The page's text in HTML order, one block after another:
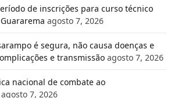
de inscrições para curso técnico
agosto 7, 2026
é segura, não causa doenças e
e transmissão agosto 7, 2026
nacional de combate ao
agosto 7, 2026